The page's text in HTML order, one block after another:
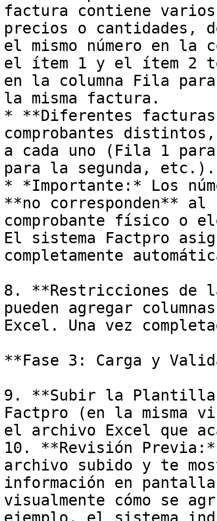
factura contiene
precios o cantidades,
el mismo número en la
el ítem 1 y el ítem 2
en la columna Fila
la misma factura.
* **Diferentes
comprobantes
a cada uno (Fila 1
para la segunda, etc.).
* *Importante:* Los
**no corresponden**
comprobante físico o
El sistema Factpro
completamente
8. **Restricciones de
pueden agregar
Excel. Una vez
**Fase 3: Carga y
9. **Subir la
Factpro (en la misma
el archivo Excel que
10. **Revisión
archivo subido y te
información en
visualmente cómo se